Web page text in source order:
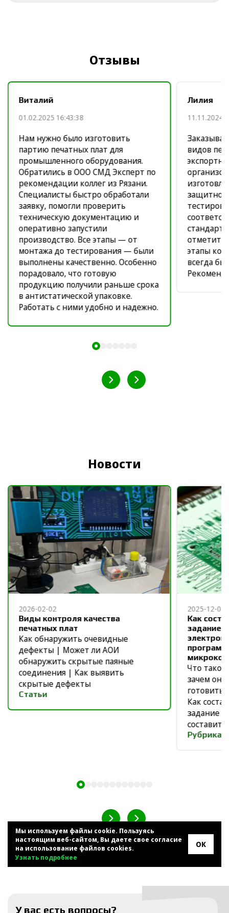
Отзывы
Виталий
01.02.2025 16:43:38
Нам нужно было изготовить
партию печатных плат для
промышленного оборудования.
Обратились в ООО СМД Эксперт по
рекомендации коллег из Рязани.
Специалисты быстро обработали
заявку, помогли проверить
техническую документацию и
оперативно запустили
производство. Все этапы — от
монтажа до тестирования — были
выполнены качественно. Особенно
порадовало, что готовую
продукцию получили раньше срока
в антистатической упаковке.
Работать с ними удобно и надежно.
Лилия
11.11.2024
видов
отметить
этапы
всегда
Новости
ВСЕ НОВОСТИ
2026-02-02
Виды контроля качества
печатных плат
Как обнаружить очевидные
дефекты | Может ли АОИ
обнаружить скрытые паяные
соединения | Как выявить
скрытые дефекты
Статьи
2025-12-08
Как
задание
Что такое
зачем
готовить
Как
задание
Рубрика
У вас есть вопросы?
Мы используем файлы cookie. Пользуясь
настоящим веб-сайтом, Вы даете свое согласие
на использование файлов cookies.
Узнать подробнее
ОК